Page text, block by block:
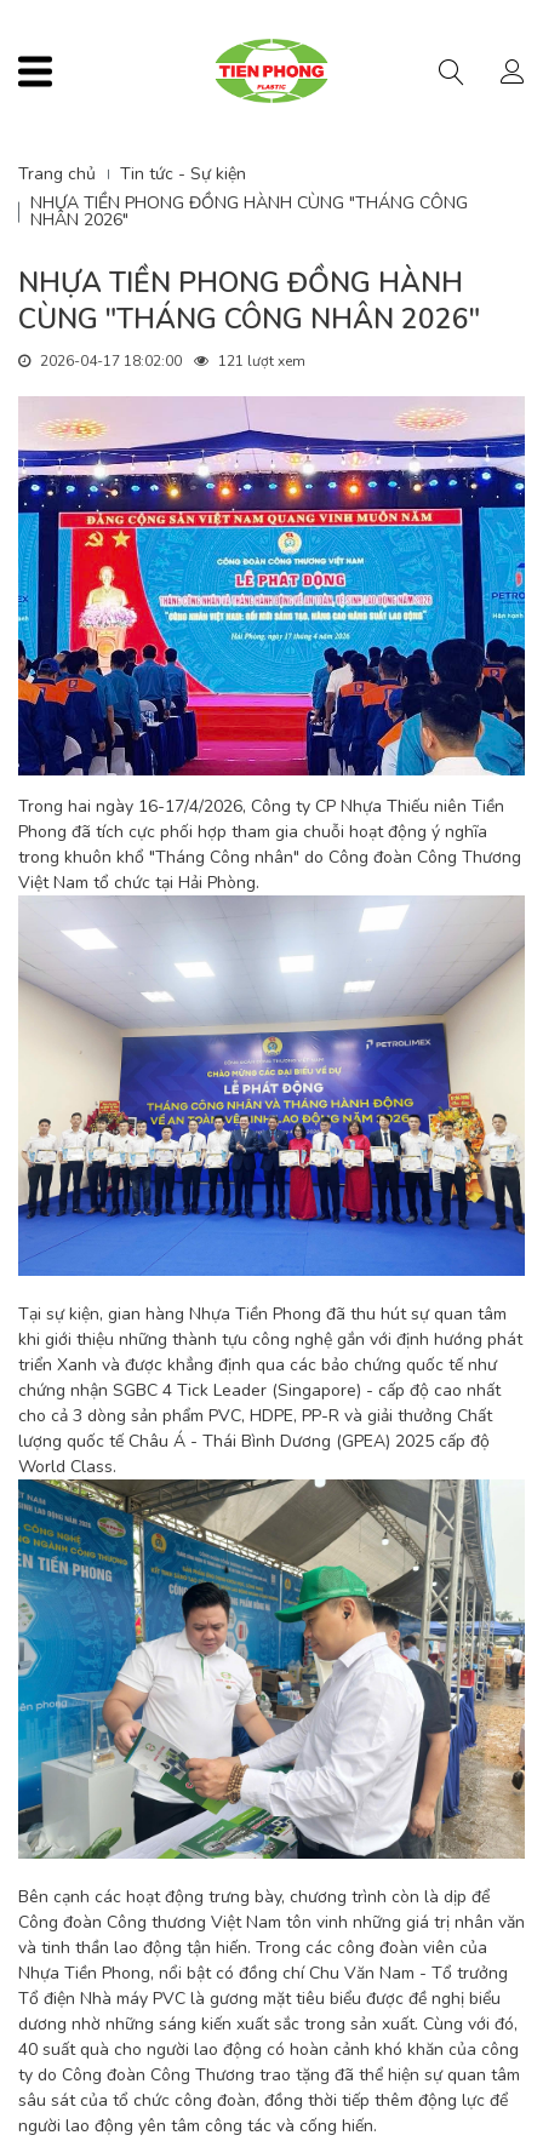
Trang chủ
Tin tức - Sự kiện
NHỰA TIỀN PHONG ĐỒNG HÀNH CÙNG "THÁNG CÔNG
NHÂN 2026"
NHỰA TIỀN PHONG ĐỒNG HÀNH
CÙNG "THÁNG CÔNG NHÂN 2026"
2026-04-17 18:02:00 121 lượt xem
Trong hai ngày 16-17/4/2026, Công ty CP Nhựa Thiếu niên Tiền
Phong đã tích cực phối hợp tham gia chuỗi hoạt động ý nghĩa
trong khuôn khổ "Tháng Công nhân" do Công đoàn Công Thương
Việt Nam tổ chức tại Hải Phòng.
Tại sự kiện, gian hàng Nhựa Tiền Phong đã thu hút sự quan tâm
khi giới thiệu những thành tựu công nghệ gắn với định hướng phát
triển Xanh và được khẳng định qua các bảo chứng quốc tế như
chứng nhận SGBC 4 Tick Leader (Singapore) - cấp độ cao nhất
cho cả 3 dòng sản phẩm PVC, HDPE, PP-R và giải thưởng Chất
lượng quốc tế Châu Á - Thái Bình Dương (GPEA) 2025 cấp độ
World Class.
Bên cạnh các hoạt động trưng bày, chương trình còn là dịp để
Công đoàn Công thương Việt Nam tôn vinh những giá trị nhân văn
và tinh thần lao động tận hiến. Trong các công đoàn viên của
Nhựa Tiền Phong, nổi bật có đồng chí Chu Văn Nam - Tổ trưởng
Tổ điện Nhà máy PVC là gương mặt tiêu biểu được đề nghị biểu
dương nhờ những sáng kiến xuất sắc trong sản xuất. Cùng với đó,
40 suất quà cho người lao động có hoàn cảnh khó khăn của công
ty do Công đoàn Công Thương trao tặng đã thể hiện sự quan tâm
sâu sát của tổ chức công đoàn, đồng thời tiếp thêm động lực để
người lao động yên tâm công tác và cống hiến.